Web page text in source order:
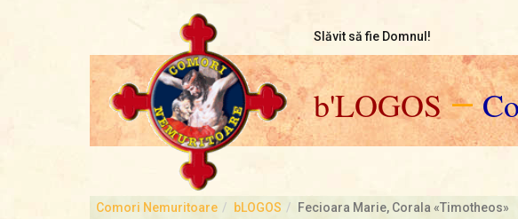
Slăvit să fie Domnul!
b'LOGOS—
Comori Nemuritoare bLOGOS Fecioara Marie, Corala «Timotheos»